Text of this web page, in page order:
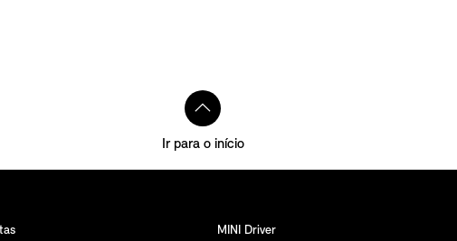
Ir para o início
MINI Driver